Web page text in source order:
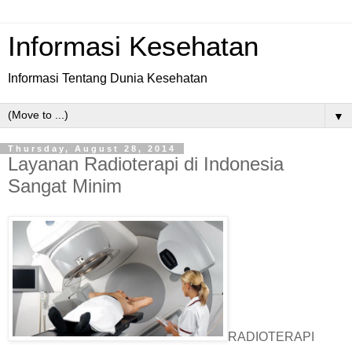
Informasi Kesehatan
Informasi Tentang Dunia Kesehatan
▼
Thursday, August 28, 2014
Layanan Radioterapi di Indonesia
Sangat Minim
RADIOTERAPI